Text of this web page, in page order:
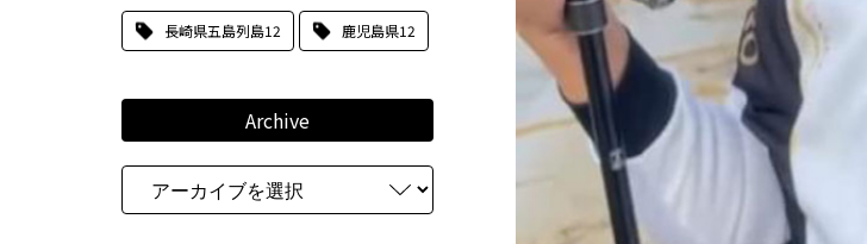
長崎県五島列島12 鹿児島県12
Archive